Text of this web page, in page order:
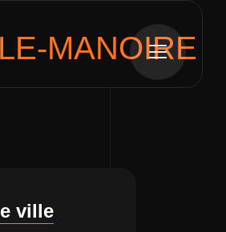
MANOIRE
ville